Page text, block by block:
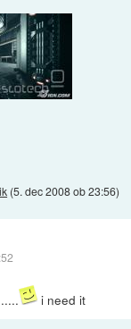
(5. dec 2008 ob 23:56)
i need it